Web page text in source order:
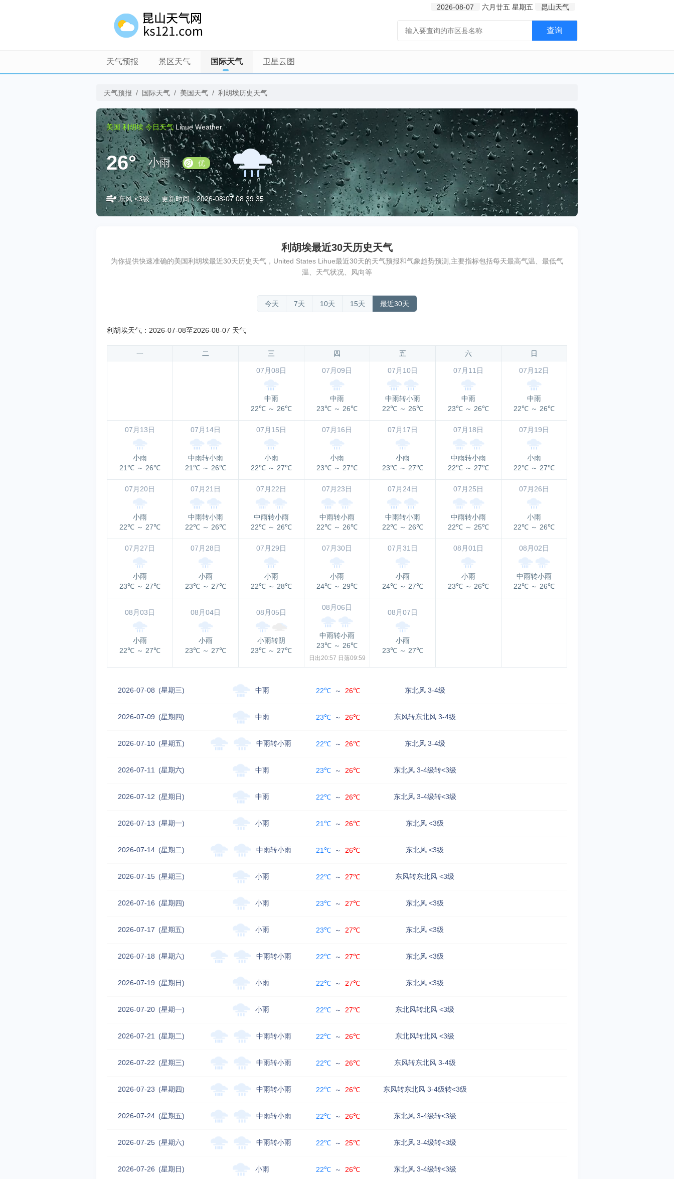
2026-08-07 六月廿五 星期五 昆山天气
查询
天气预报 景区天气 国际天气 卫星云图
天气预报 / 国际天气 / 美国天气 / 利胡埃历史天气
美国 利胡埃 今日天气 Lihue Weather
26° 小雨 优
东风 <3级 更新时间：2026-08-07 08:39:35
利胡埃最近30天历史天气
为你提供快速准确的美国利胡埃最近30天历史天气，United States Lihue最近30天的天气预报和气象趋势预测,主要指标包括每天最高气温、最低气
温、天气状况、风向等
今天 7天 10天 15天 最近30天
利胡埃天气：2026-07-08至2026-08-07 天气
一 二 三 四 五 六 日
07月08日
中雨
22℃ ～ 26℃
07月09日
中雨
23℃ ～ 26℃
07月10日
中雨转小雨
22℃ ～ 26℃
07月11日
中雨
23℃ ～ 26℃
07月12日
中雨
22℃ ～ 26℃
07月13日
小雨
21℃ ～ 26℃
07月14日
中雨转小雨
21℃ ～ 26℃
07月15日
小雨
22℃ ～ 27℃
07月16日
小雨
23℃ ～ 27℃
07月17日
小雨
23℃ ～ 27℃
07月18日
中雨转小雨
22℃ ～ 27℃
07月19日
小雨
22℃ ～ 27℃
07月20日
小雨
22℃ ～ 27℃
07月21日
中雨转小雨
22℃ ～ 26℃
07月22日
中雨转小雨
22℃ ～ 26℃
07月23日
中雨转小雨
22℃ ～ 26℃
07月24日
中雨转小雨
22℃ ～ 26℃
07月25日
中雨转小雨
22℃ ～ 25℃
07月26日
小雨
22℃ ～ 26℃
07月27日
小雨
23℃ ～ 27℃
07月28日
小雨
23℃ ～ 27℃
07月29日
小雨
22℃ ～ 28℃
07月30日
小雨
24℃ ～ 29℃
07月31日
小雨
24℃ ～ 27℃
08月01日
小雨
23℃ ～ 26℃
08月02日
中雨转小雨
22℃ ～ 26℃
08月03日
小雨
22℃ ～ 27℃
08月04日
小雨
23℃ ～ 27℃
08月05日
小雨转阴
23℃ ～ 27℃
08月06日
中雨转小雨
23℃ ～ 26℃
日出20:57 日落09:59
08月07日
小雨
23℃ ～ 27℃
2026-07-08 (星期三) 中雨 22℃ ～ 26℃ 东北风 3-4级
2026-07-09 (星期四) 中雨 23℃ ～ 26℃ 东风转东北风 3-4级
2026-07-10 (星期五) 中雨转小雨 22℃ ～ 26℃ 东北风 3-4级
2026-07-11 (星期六) 中雨 23℃ ～ 26℃ 东北风 3-4级转<3级
2026-07-12 (星期日) 中雨 22℃ ～ 26℃ 东北风 3-4级转<3级
2026-07-13 (星期一) 小雨 21℃ ～ 26℃ 东北风 <3级
2026-07-14 (星期二) 中雨转小雨 21℃ ～ 26℃ 东北风 <3级
2026-07-15 (星期三) 小雨 22℃ ～ 27℃ 东风转东北风 <3级
2026-07-16 (星期四) 小雨 23℃ ～ 27℃ 东北风 <3级
2026-07-17 (星期五) 小雨 23℃ ～ 27℃ 东北风 <3级
2026-07-18 (星期六) 中雨转小雨 22℃ ～ 27℃ 东北风 <3级
2026-07-19 (星期日) 小雨 22℃ ～ 27℃ 东北风 <3级
2026-07-20 (星期一) 小雨 22℃ ～ 27℃ 东北风转北风 <3级
2026-07-21 (星期二) 中雨转小雨 22℃ ～ 26℃ 东北风转北风 <3级
2026-07-22 (星期三) 中雨转小雨 22℃ ～ 26℃ 东风转东北风 3-4级
2026-07-23 (星期四) 中雨转小雨 22℃ ～ 26℃ 东风转东北风 3-4级转<3级
2026-07-24 (星期五) 中雨转小雨 22℃ ～ 26℃ 东北风 3-4级转<3级
2026-07-25 (星期六) 中雨转小雨 22℃ ～ 25℃ 东北风 3-4级转<3级
2026-07-26 (星期日) 小雨 22℃ ～ 26℃ 东北风 3-4级转<3级